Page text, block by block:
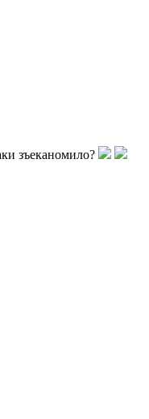
зъеканомило?